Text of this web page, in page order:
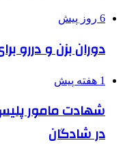
6 روز پیش
دوران بزن و دررو
1 هفته پیش
شهادت مامور پلیس
در شادگان